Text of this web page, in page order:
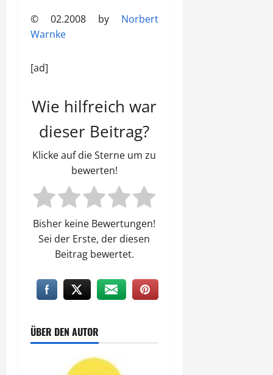
© 02.2008 by Norbert
Warnke
[ad]
Wie hilfreich war
dieser Beitrag?
Klicke auf die Sterne um zu
bewerten!
Bisher keine Bewertungen!
Sei der Erste, der diesen
Beitrag bewertet.
ÜBER DEN AUTOR